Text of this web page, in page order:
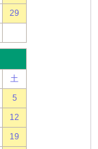
29
土
5
12
19